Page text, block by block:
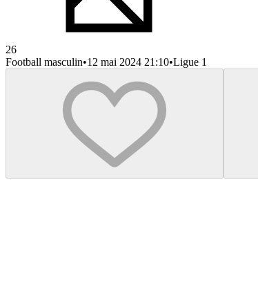
26
Football masculin•12 mai 2024 21:10•Ligue 1